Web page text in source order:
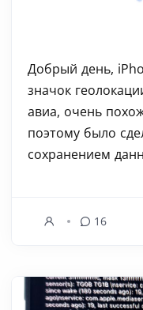
Добрый день,
значок
авиа, очень
поэтому было
сохранением
16